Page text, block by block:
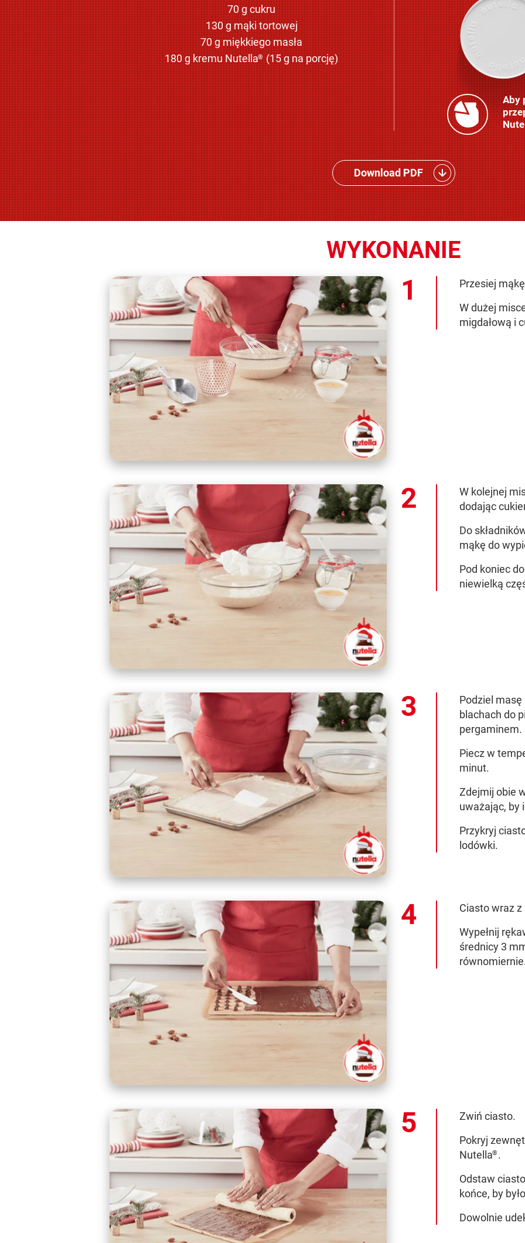
70 g cukru
130 g mąki tortowej
70 g miękkiego masła
180 g kremu Nutella®(15 g na porcję)
Aby
Download PDF
WYKONANIE
Przesiej
W dużej
migdałową i
W kolejnej
dodając
Do
mąkę do
Pod koniec
niewielką
Podziel
blachach do
pergaminem.
Piecz w
minut.
Zdejmij obie
uważając, by
Przykryj
lodówki.
Ciasto wraz
Wypełnij
średnicy 3
Zwiń ciasto.
Pokryj
Nutella® .
Odstaw
końce, by
Dowolnie